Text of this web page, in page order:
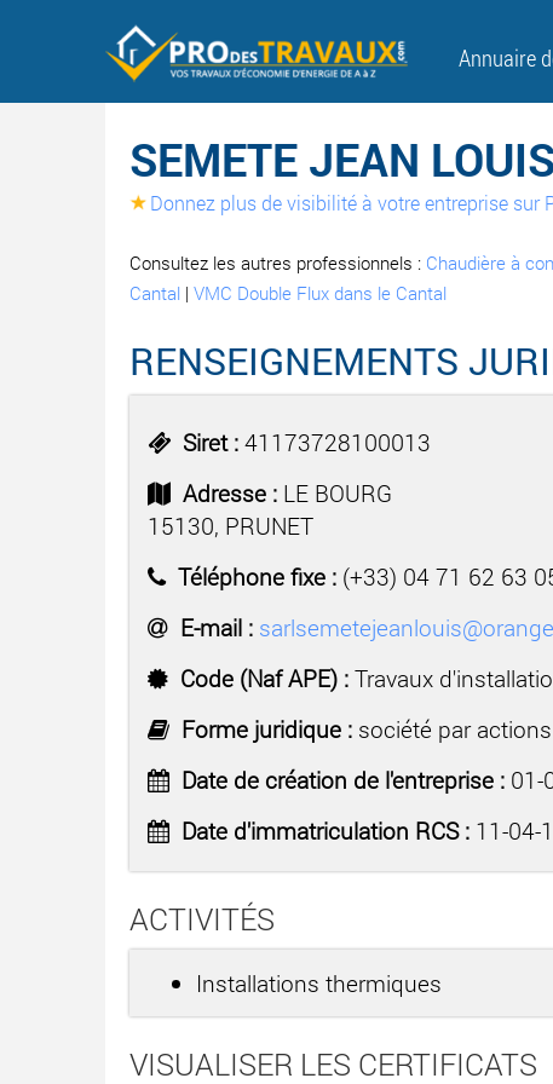
Annuaire
SEMETE JEAN
Donnez plus de visibilité à votre entreprise sur
Consultez les autres professionnels : Chaudière à
Cantal | VMC Double Flux dans le Cantal
RENSEIGNEMENTS
Siret : 41173728100013
Adresse : LE BOURG
15130, PRUNET
Téléphone fixe : (+33) 04 71 62 63
E-mail :
Code (Naf APE) : Travaux
Forme juridique : société par
Date de création de l'entreprise : 01-
Date d'immatriculation RCS : 11-04-
ACTIVITÉS
Installations thermiques
VISUALISER LES CERTIFICATS